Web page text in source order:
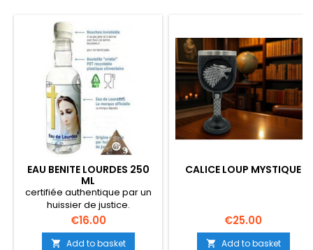
EAU BENITE LOURDES 250
ML
certifiée authentique par un
huissier de justice.
Price
€16.00
 Add to basket
CALICE LOUP MYSTIQUE
Price
€25.00
 Add to basket